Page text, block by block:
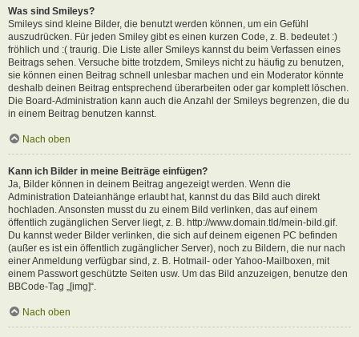
Was sind Smileys?
Smileys sind kleine Bilder, die benutzt werden können, um ein Gefühl
auszudrücken. Für jeden Smiley gibt es einen kurzen Code, z. B. bedeutet :)
fröhlich und :( traurig. Die Liste aller Smileys kannst du beim Verfassen eines
Beitrags sehen. Versuche bitte trotzdem, Smileys nicht zu häufig zu benutzen,
sie können einen Beitrag schnell unlesbar machen und ein Moderator könnte
deshalb deinen Beitrag entsprechend überarbeiten oder gar komplett löschen.
Die Board-Administration kann auch die Anzahl der Smileys begrenzen, die du
in einem Beitrag benutzen kannst.
Nach oben
Kann ich Bilder in meine Beiträge einfügen?
Ja, Bilder können in deinem Beitrag angezeigt werden. Wenn die
Administration Dateianhänge erlaubt hat, kannst du das Bild auch direkt
hochladen. Ansonsten musst du zu einem Bild verlinken, das auf einem
öffentlich zugänglichen Server liegt, z. B. http://www.domain.tld/mein-bild.gif.
Du kannst weder Bilder verlinken, die sich auf deinem eigenen PC befinden
(außer es ist ein öffentlich zugänglicher Server), noch zu Bildern, die nur nach
einer Anmeldung verfügbar sind, z. B. Hotmail- oder Yahoo-Mailboxen, mit
einem Passwort geschützte Seiten usw. Um das Bild anzuzeigen, benutze den
BBCode-Tag „[img]“.
Nach oben